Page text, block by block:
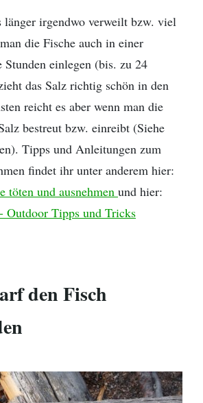
länger irgendwo verweilt bzw. viel
die Fische auch in einer
Stunden einlegen (bis. zu 24
das Salz richtig schön in den
reicht es aber wenn man die
bestreut bzw. einreibt (Siehe
Tipps und Anleitungen zum
findet ihr unter anderem hier:
töten und ausnehmen und hier:
Outdoor Tipps und Tricks
den Fisch